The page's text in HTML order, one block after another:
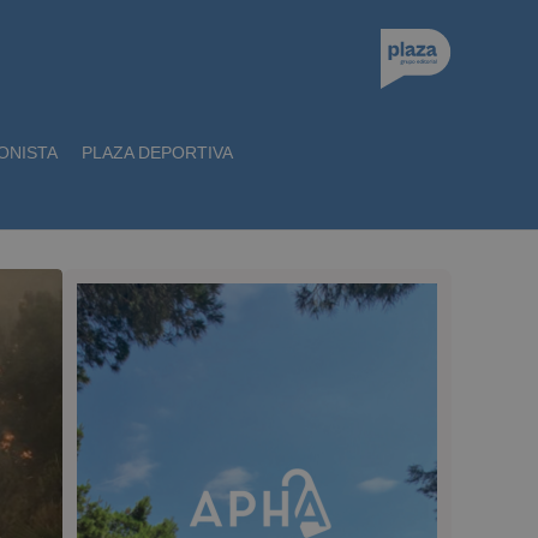
PLAZA DEPORTIVA